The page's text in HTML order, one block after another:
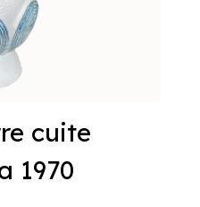
cuite
1970